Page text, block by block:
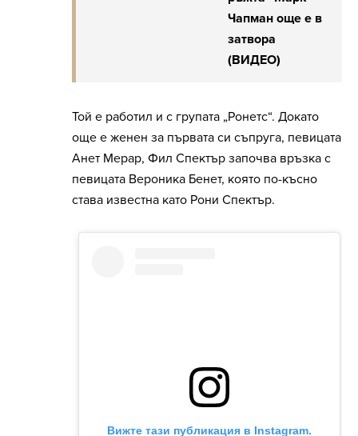
Чапман още е в
затвора
(ВИДЕО)
Той е работил и с групата „Ронетс“. Докато
още е женен за първата си съпруга, певицата
Анет Мерар, Фил Спектър започва връзка с
певицата Вероника Бенет, която по-късно
става известна като Рони Спектър.